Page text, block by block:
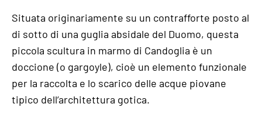
Situata originariamente su un contrafforte posto al
di sotto di una guglia absidale del Duomo, questa
piccola scultura in marmo di Candoglia è un
doccione (o gargoyle), cioè un elemento funzionale
per la raccolta e lo scarico delle acque piovane
tipico dell’architettura gotica.